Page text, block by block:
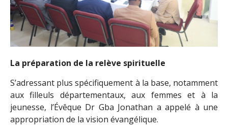
La préparation de la relève spirituelle
S’adressant plus spécifiquement à la base, notamment
aux filleuls départementaux, aux femmes et à la
jeunesse, l’Évêque Dr Gba Jonathan a appelé à une
appropriation de la vision évangélique.